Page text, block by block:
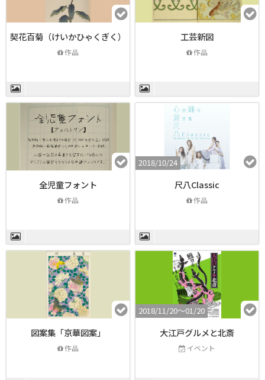
契花百菊（けいかひゃくぎく）
作品
工芸新図
作品
全児童フォント
作品
2018/10/24
尺八Classic
作品
図案集「京華図案」
作品
2018/11/20〜01/20
大江戸グルメと北斎
イベント